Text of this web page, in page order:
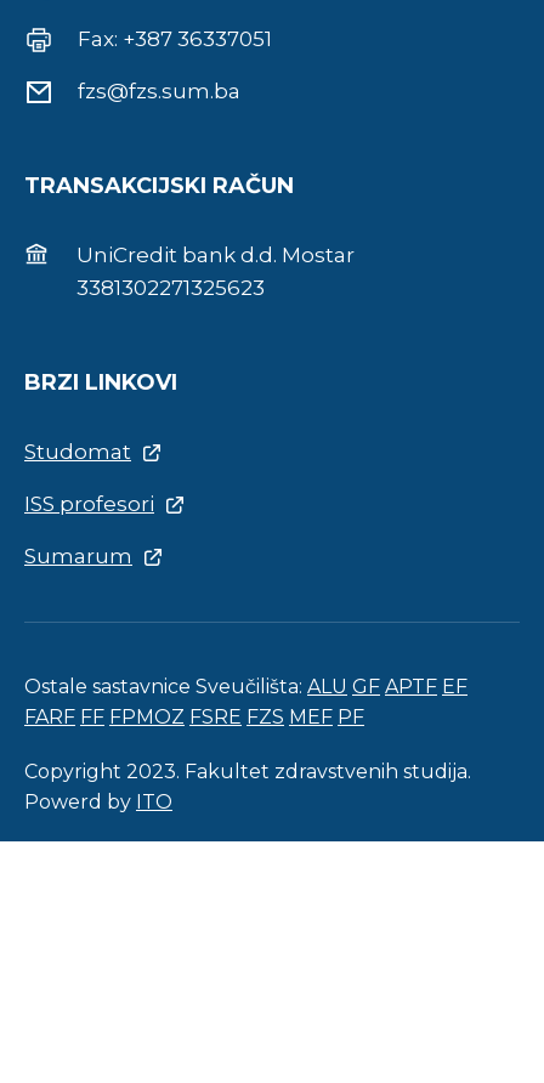
Fax: +387 36337051
fzs@fzs.sum.ba
TRANSAKCIJSKI RAČUN
UniCredit bank d.d. Mostar
3381302271325623
BRZI LINKOVI
Studomat
ISS profesori
Sumarum
Ostale sastavnice Sveučilišta: ALU GF APTF EF
FARF FF FPMOZ FSRE FZS MEF PF
Copyright 2023. Fakultet zdravstvenih studija.
Powerd by ITO